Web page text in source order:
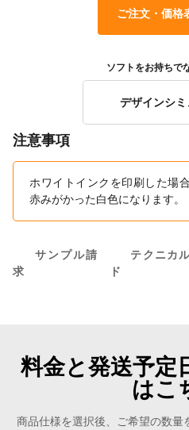
ご注文・価格
ソフトをお持ちで
デザインシ
注意事項
ホワイトインクを印刷した場
赤みがかった白色になります。
サンプル請
求
テクニカ
ド
料金と発送予定
はこ
商品仕様を選択後、ご希望の数量